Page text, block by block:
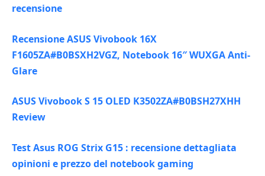
recensione
Recensione ASUS Vivobook 16X
F1605ZA#B0BSXH2VGZ, Notebook 16″ WUXGA Anti-
Glare
ASUS Vivobook S 15 OLED K3502ZA#B0BSH27XHH
Review
Test Asus ROG Strix G15 : recensione dettagliata
opinioni e prezzo del notebook gaming